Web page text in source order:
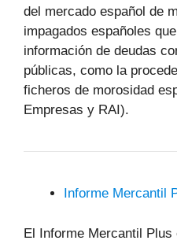
del mercado español de
impagados españoles
información de deudas
públicas, como la
ficheros de morosidad
Empresas y RAI).
Informe Mercantil
El Informe Mercantil